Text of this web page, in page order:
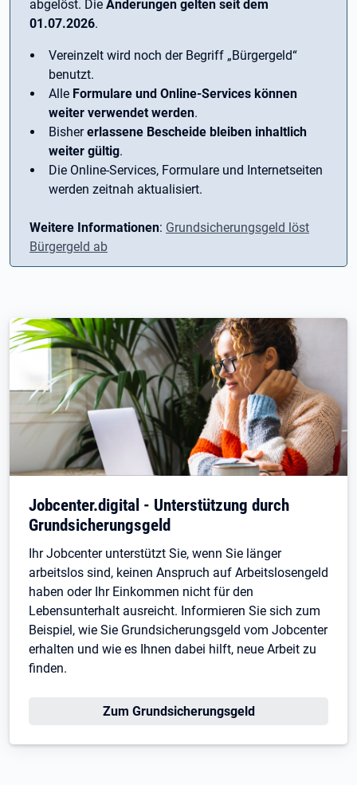
abgelöst. Die Änderungen gelten seit dem
01.07.2026.
Vereinzelt wird noch der Begriff ­„Bürgergeld“
benutzt.
Alle Formulare und Online-Services können
weiter verwendet werden.
Bishererlassene Bescheide bleiben inhaltlich
weiter gültig.
Die Online-Services, Formulare und Internetseiten
werden zeitnah aktualisiert.
Weitere Informationen: Grundsicherungsgeld löst
Bürgergeld ab
Jobcenter.digital - Unterstützung durch
Grundsicherungsgeld
Ihr Jobcenter unterstützt Sie, wenn Sie länger
arbeitslos sind, keinen Anspruch auf Arbeitslosengeld
haben oder Ihr Einkommen nicht für den
Lebensunterhalt ausreicht. Informieren Sie sich zum
Beispiel, wie Sie Grundsicherungsgeld vom Jobcenter
erhalten und wie es Ihnen dabei hilft, neue Arbeit zu
finden.
Zum Grundsicherungsgeld